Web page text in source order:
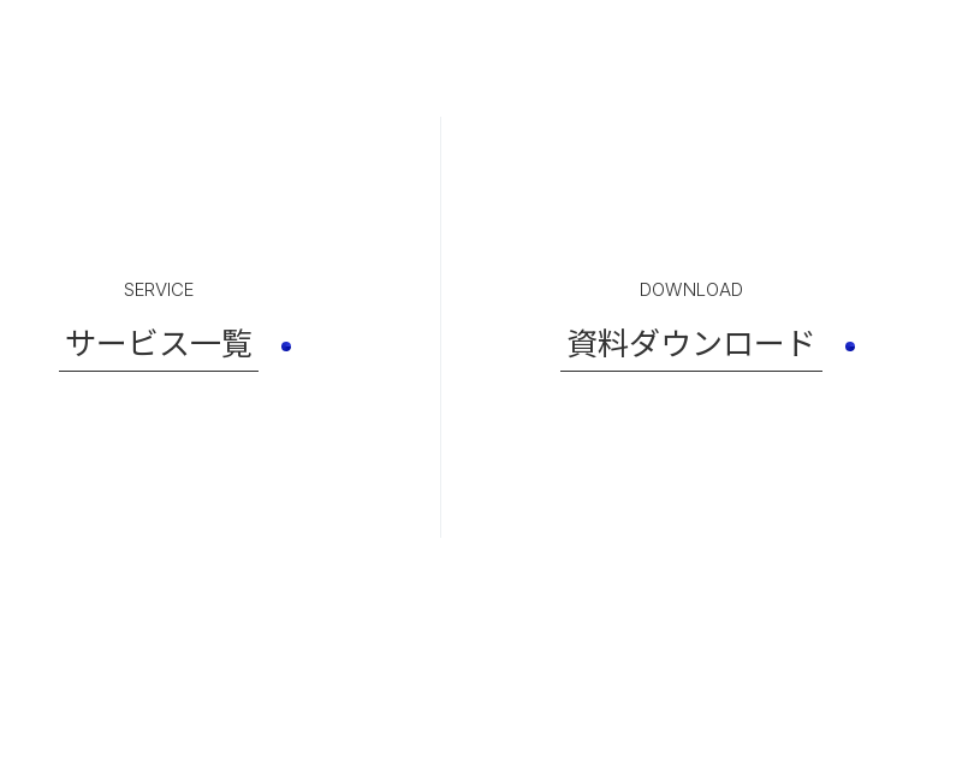
SERVICE
サービス一覧
DOWNLOAD
資料ダウンロード